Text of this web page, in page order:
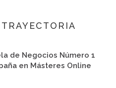
de Negocios Número 1
en Másteres Online